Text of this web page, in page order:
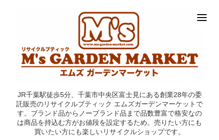
JR千葉駅徒歩5分、千葉市中央区富士見にある創業28年の委
託販売のリサイクルブティック エムズガーデンマーケットで
す。ブランド品からノーブランド品まで品数豊富で格安なの
は商品を持込む方がお値段を設定するため。売りたい方にも
買いたい方にも楽しいリサイクルショップです。